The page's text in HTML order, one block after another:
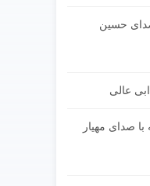
حسین
عالی
صدای مهیار